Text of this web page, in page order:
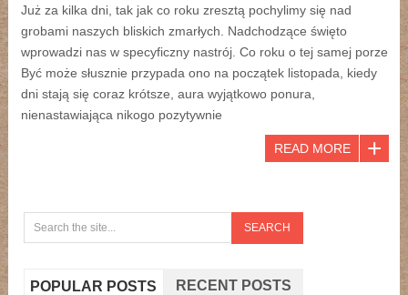
Już za kilka dni, tak jak co roku zresztą pochylimy się nad
grobami naszych bliskich zmarłych. Nadchodzące święto
wprowadzi nas w specyficzny nastrój. Co roku o tej samej porze
Być może słusznie przypada ono na początek listopada, kiedy
dni stają się coraz krótsze, aura wyjątkowo ponura,
nienastawiająca nikogo pozytywnie
READ MORE
POPULAR POSTS RECENT POSTS